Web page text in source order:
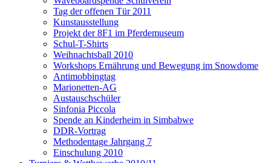
Tag der offenen Tür 2011
Kunstausstellung
Projekt der 8F1 im Pferdemuseum
Schul-T-Shirts
Weihnachtsball 2010
Workshops Ernährung und Bewegung im Snowdome
Antimobbingtag
Marionetten-AG
Austauschschüler
Sinfonia Piccola
Spende an Kinderheim in Simbabwe
DDR-Vortrag
Methodentage Jahrgang 7
Einschulung 2010